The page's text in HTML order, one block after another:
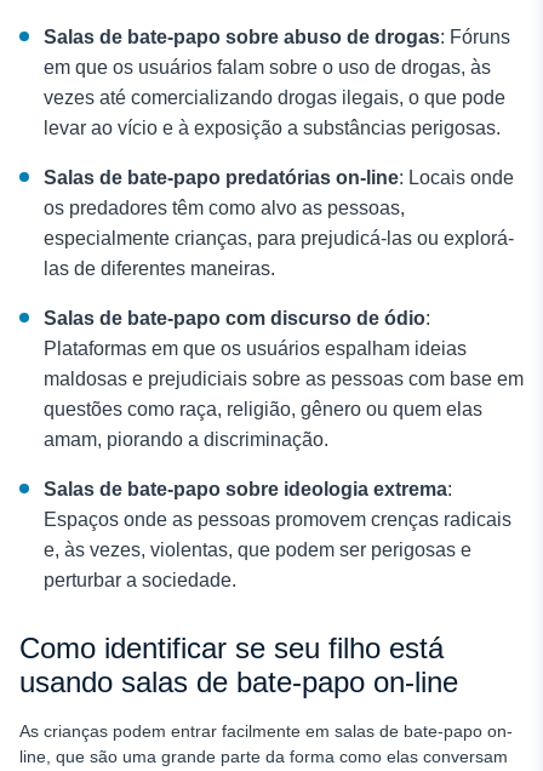
Salas de bate-papo sobre abuso de drogas: Fóruns
em que os usuários falam sobre o uso de drogas, às
vezes até comercializando drogas ilegais, o que pode
levar ao vício e à exposição a substâncias perigosas.
Salas de bate-papo predatórias on-line: Locais onde
os predadores têm como alvo as pessoas,
especialmente crianças, para prejudicá-las ou explorá-
las de diferentes maneiras.
Salas de bate-papo com discurso de ódio:
Plataformas em que os usuários espalham ideias
maldosas e prejudiciais sobre as pessoas com base em
questões como raça, religião, gênero ou quem elas
amam, piorando a discriminação.
Salas de bate-papo sobre ideologia extrema:
Espaços onde as pessoas promovem crenças radicais
e, às vezes, violentas, que podem ser perigosas e
perturbar a sociedade.
Como identificar se seu filho está
usando salas de bate-papo on-line
As crianças podem entrar facilmente em salas de bate-papo on-
line, que são uma grande parte da forma como elas conversam